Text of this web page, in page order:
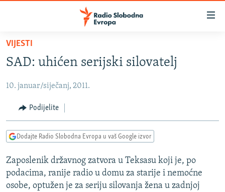
Pređite
glavni
Pređite
Pređite
pretragu
SRBIJA
KOSOVO
VIZUELNO
VIDEO
FOTOGALERIJE
PODCASTI
RAT U UKRAJINI
VIJESTI
SAD: uhićen serijski silovatelj
10. januar/siječanj, 2011.
Podijelite
Dodajte Radio Slobodna Evropa u vaš Google izvor
Zaposlenik državnog zatvora u Teksasu koji je, po
podacima, ranije radio u domu za starije i nemoćne
osobe, optužen je za seriju silovanja žena u zadnjoj